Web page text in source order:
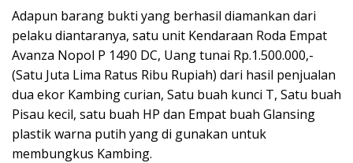
Adapun barang bukti yang berhasil diamankan dari
pelaku diantaranya, satu unit Kendaraan Roda Empat
Avanza Nopol P 1490 DC, Uang tunai Rp.1.500.000,-
(Satu Juta Lima Ratus Ribu Rupiah) dari hasil penjualan
dua ekor Kambing curian, Satu buah kunci T, Satu buah
Pisau kecil, satu buah HP dan Empat buah Glansing
plastik warna putih yang di gunakan untuk
membungkus Kambing.